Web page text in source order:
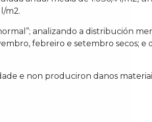
m2.
analizando a distribución
febreiro e setembro secos;
e non produciron danos